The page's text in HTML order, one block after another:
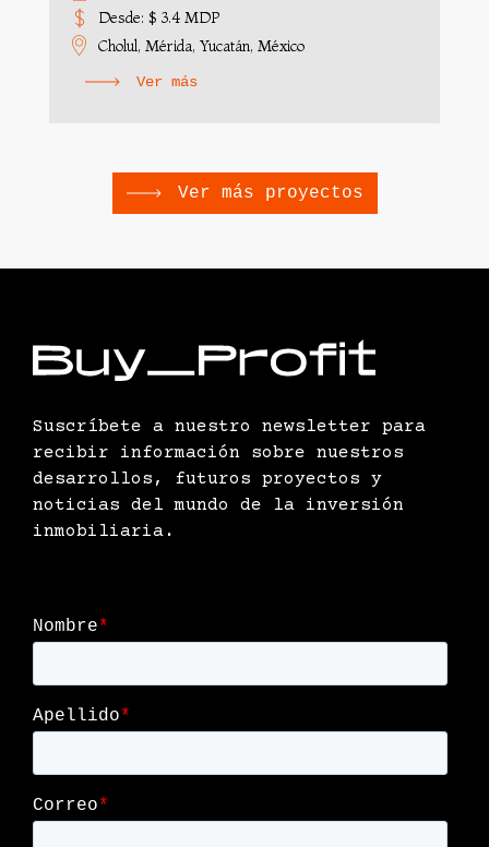
Desde: $ 3.4 MDP
Cholul, Mérida, Yucatán, México
Ver más
Ver más proyectos
Suscríbete a nuestro newsletter para
recibir información sobre nuestros
desarrollos, futuros proyectos y
noticias del mundo de la inversión
inmobiliaria.